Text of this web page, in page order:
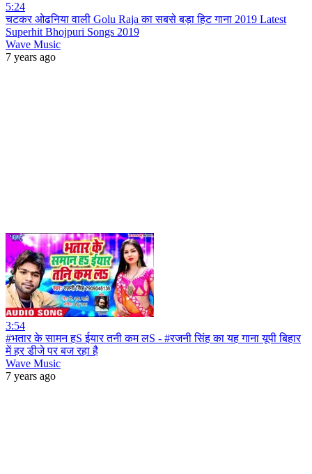
5:24
चटकर ओढनिया वाली Golu Raja का सबसे बड़ा हिट गाना 2019 Latest
Superhit Bhojpuri Songs 2019
Wave Music
7 years ago
3:54
#भतार के सामन हS ईयार तनी कम लS - #रजनी सिंह का यह गाना यूपी बिहार
में हर डीजे पर बज रहा है
Wave Music
7 years ago